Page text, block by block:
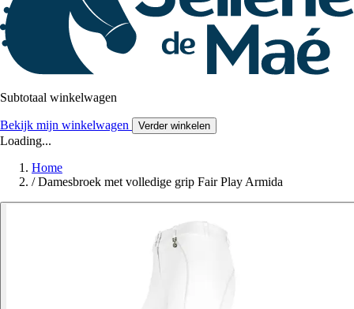
Subtotaal winkelwagen
Bekijk mijn winkelwagen Verder winkelen
Loading...
Home
/ Damesbroek met volledige grip Fair Play Armida